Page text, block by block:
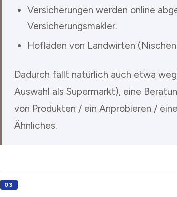
Versicherungen werden online
Versicherungsmakler.
Hofläden von Landwirten
Dadurch fällt natürlich auch etwa
Auswahl als Supermarkt), eine
von Produkten / ein Anprobieren /
Ähnliches.